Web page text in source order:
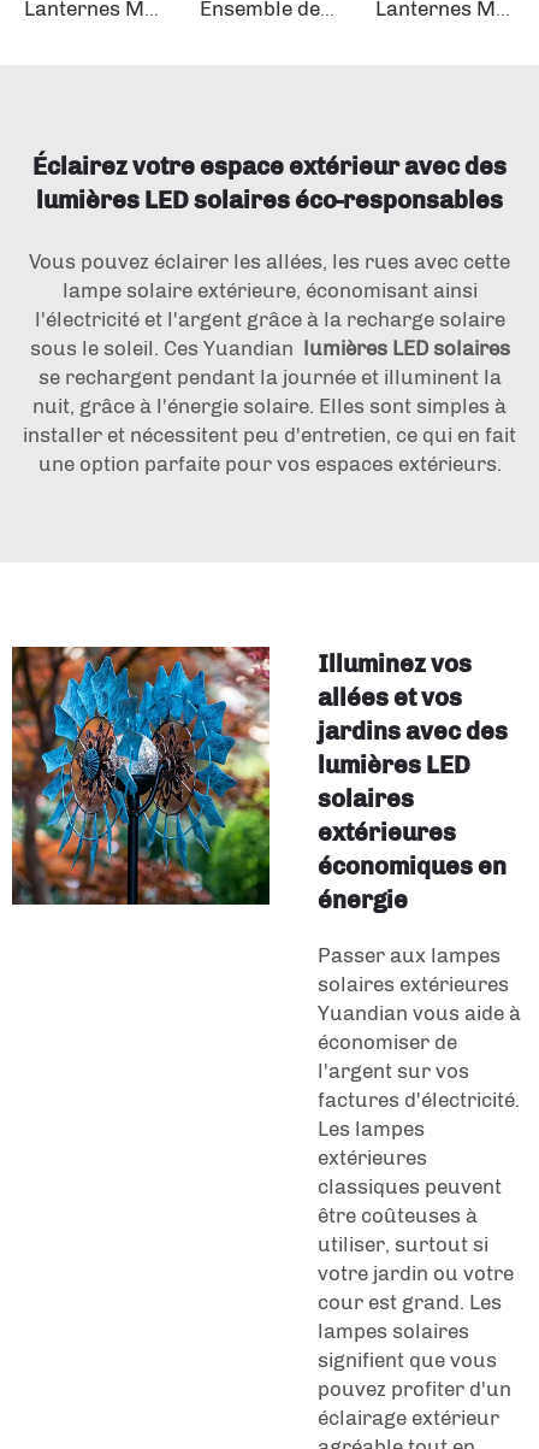
Ensemble de 2 buissons de houx LED solaire pour décorations de Noël en plein air
Éclairez votre espace extérieur avec des
lumières LED solaires éco-responsables
Vous pouvez éclairer les allées, les rues avec cette
lampe solaire extérieure, économisant ainsi
l'électricité et l'argent grâce à la recharge solaire
sous le soleil. Ces Yuandian lumières LED solaires
se rechargent pendant la journée et illuminent la
nuit, grâce à l'énergie solaire. Elles sont simples à
installer et nécessitent peu d'entretien, ce qui en fait
une option parfaite pour vos espaces extérieurs.
Illuminez vos
allées et vos
jardins avec des
lumières LED
solaires
extérieures
économiques en
énergie
Passer aux lampes
solaires extérieures
Yuandian vous aide à
économiser de
l'argent sur vos
factures d'électricité.
Les lampes
extérieures
classiques peuvent
être coûteuses à
utiliser, surtout si
votre jardin ou votre
cour est grand. Les
lampes solaires
signifient que vous
pouvez profiter d'un
éclairage extérieur